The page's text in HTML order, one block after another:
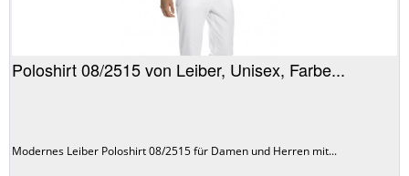
Poloshirt 08/2515 von Leiber, Unisex, Farbe...
Modernes Leiber Poloshirt 08/2515 für Damen und Herren mit...